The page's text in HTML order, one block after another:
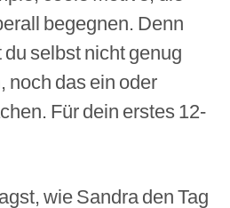
begegnen. Denn
selbst nicht genug
noch das ein oder
Für dein erstes 12-
wie Sandra den Tag